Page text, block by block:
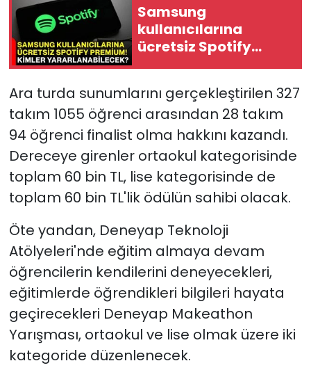
Samsung
kullanıcılarına
ücretsiz Spotify
Premium! Kimler
Ara turda sunumlarını gerçekleştirilen 327
takım 1055 öğrenci arasından 28 takım
94 öğrenci finalist olma hakkını kazandı.
Dereceye girenler ortaokul kategorisinde
toplam 60 bin TL, lise kategorisinde de
toplam 60 bin TL'lik ödülün sahibi olacak.
Öte yandan, Deneyap Teknoloji
Atölyeleri'nde eğitim almaya devam
öğrencilerin kendilerini deneyecekleri,
eğitimlerde öğrendikleri bilgileri hayata
geçirecekleri Deneyap Makeathon
Yarışması​​​​​​, ortaokul ve lise olmak üzere iki
kategoride düzenlenecek.